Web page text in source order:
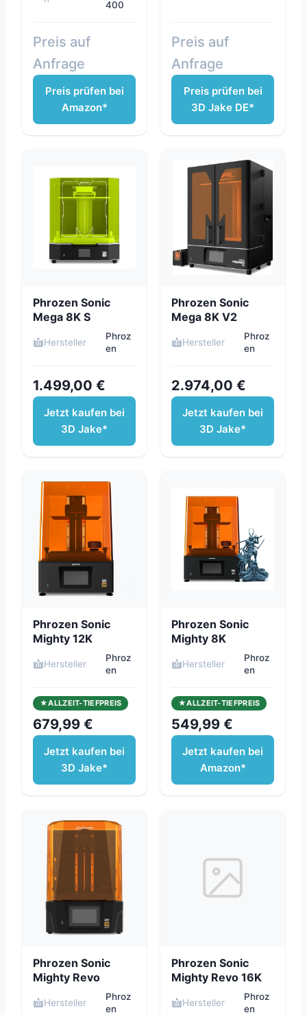
400
Preis auf
Anfrage
Preis prüfen bei
Amazon*
Preis auf
Anfrage
Preis prüfen bei
3D Jake DE*
Phrozen Sonic
Mega 8K S
Hersteller
Phroz
en
1.499,00 €
Jetzt kaufen bei
3D Jake*
Phrozen Sonic
Mega 8K V2
Hersteller
Phroz
en
2.974,00 €
Jetzt kaufen bei
3D Jake*
Phrozen Sonic
Mighty 12K
Hersteller
Phroz
en
ALLZEIT-TIEFPREIS
679,99 €
Jetzt kaufen bei
3D Jake*
Phrozen Sonic
Mighty 8K
Hersteller
Phroz
en
ALLZEIT-TIEFPREIS
549,99 €
Jetzt kaufen bei
Amazon*
Phrozen Sonic
Mighty Revo
Hersteller
Phroz
en
Phrozen Sonic
Mighty Revo 16K
Hersteller
Phroz
en